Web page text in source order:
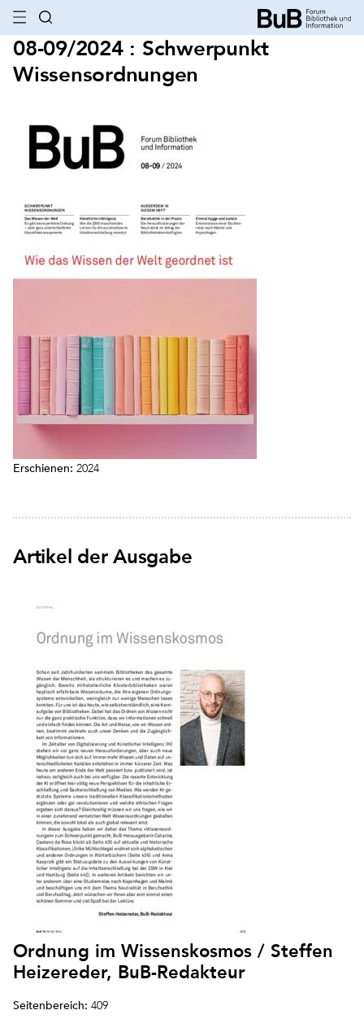
08-09/2024 : Schwerpunkt
Wissensordnungen
Erschienen: 2024
Artikel der Ausgabe
Ordnung im Wissenskosmos / Steffen
Heizereder, BuB-Redakteur
Seitenbereich: 409